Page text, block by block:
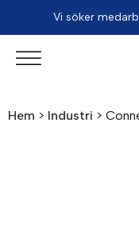
Vi söker
Hem > Industri >